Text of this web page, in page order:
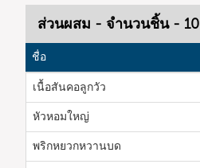
ส่วนผสม - จำนวนชิ้น - 10
ชื่อ
เนื้อสันคอลูกวัว
หัวหอมใหญ่
พริกหยวกหวานบด